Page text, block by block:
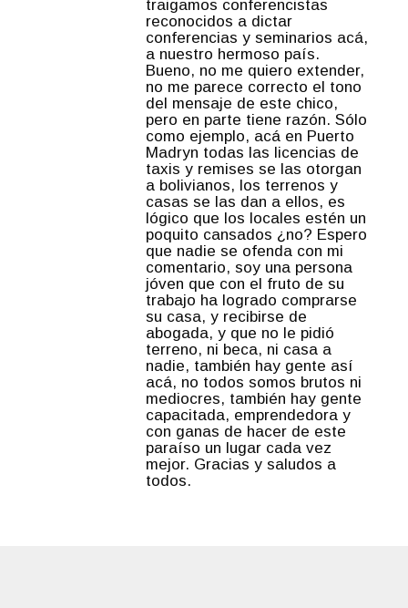
traigamos conferencistas
reconocidos a dictar
conferencias y seminarios acá,
a nuestro hermoso país.
Bueno, no me quiero extender,
no me parece correcto el tono
del mensaje de este chico,
pero en parte tiene razón. Sólo
como ejemplo, acá en Puerto
Madryn todas las licencias de
taxis y remises se las otorgan
a bolivianos, los terrenos y
casas se las dan a ellos, es
lógico que los locales estén un
poquito cansados ¿no? Espero
que nadie se ofenda con mi
comentario, soy una persona
jóven que con el fruto de su
trabajo ha logrado comprarse
su casa, y recibirse de
abogada, y que no le pidió
terreno, ni beca, ni casa a
nadie, también hay gente así
acá, no todos somos brutos ni
mediocres, también hay gente
capacitada, emprendedora y
con ganas de hacer de este
paraíso un lugar cada vez
mejor. Gracias y saludos a
todos.